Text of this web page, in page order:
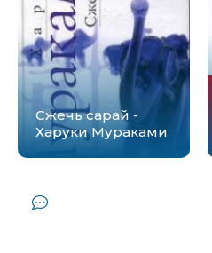
Сжечь сарай -
Харуки Мураками